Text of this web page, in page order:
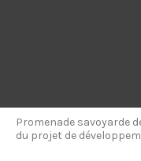
Promenade savoyarde
du projet de